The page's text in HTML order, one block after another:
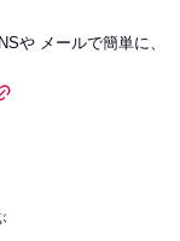
や メールで簡単に、